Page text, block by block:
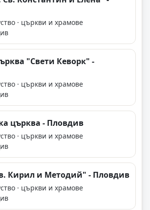
· църкви и храмове
"Свети Кеворк" -
· църкви и храмове
църква - Пловдив
· църкви и храмове
Кирил и Методий" - Пловдив
· църкви и храмове